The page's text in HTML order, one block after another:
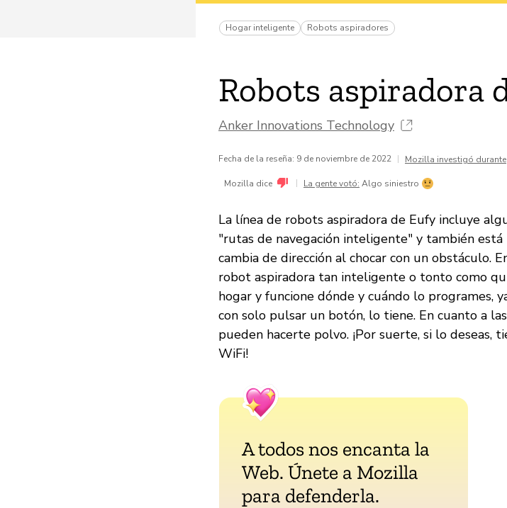
Hogar inteligente Robots aspiradores
Robots aspiradora
Anker Innovations Technology
Fecha de la reseña: 9 de noviembre de 2022 | Mozilla investigó durante
Mozilla dice | La gente votó: Algo siniestro
La línea de robots aspiradora de Eufy incluye
"rutas de navegación inteligente" y también
cambia de dirección al chocar con un obstáculo.
robot aspiradora tan inteligente o tonto como
hogar y funcione dónde y cuándo lo programes,
con solo pulsar un botón, lo tiene. En cuanto a
pueden hacerte polvo. ¡Por suerte, si lo deseas,
WiFi!
A todos nos encanta la
Web. Únete a Mozilla
para defenderla.